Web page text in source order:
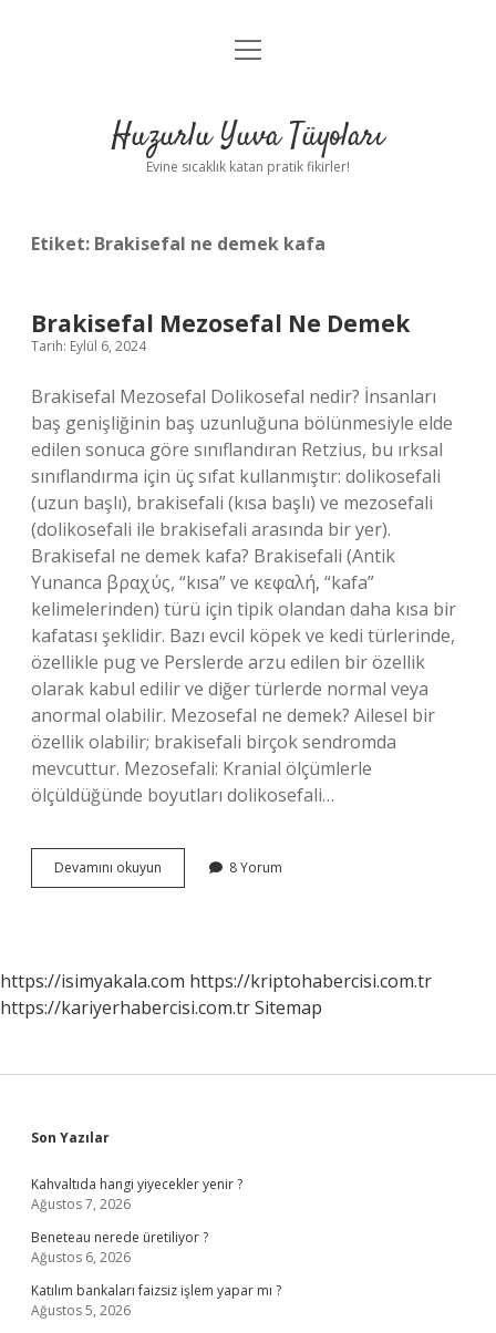
Anasayfa
Yasal Uyarı
menüyü
Huzurlu Yuva Tüyoları
Evine sıcaklık katan pratik fikirler!
Etiket: Brakisefal ne demek kafa
Brakisefal Mezosefal Ne Demek
Tarih: Eylül 6, 2024
Brakisefal Mezosefal Dolikosefal nedir? İnsanları
baş genişliğinin baş uzunluğuna bölünmesiyle elde
edilen sonuca göre sınıflandıran Retzius, bu ırksal
sınıflandırma için üç sıfat kullanmıştır: dolikosefali
(uzun başlı), brakisefali (kısa başlı) ve mezosefali
(dolikosefali ile brakisefali arasında bir yer).
Brakisefal ne demek kafa? Brakisefali (Antik
Yunanca βραχύς, “kısa” ve κεφαλή, “kafa”
kelimelerinden) türü için tipik olandan daha kısa bir
kafatası şeklidir. Bazı evcil köpek ve kedi türlerinde,
özellikle pug ve Perslerde arzu edilen bir özellik
olarak kabul edilir ve diğer türlerde normal veya
anormal olabilir. Mezosefal ne demek? Ailesel bir
özellik olabilir; brakisefali birçok sendromda
mevcuttur. Mezosefali: Kranial ölçümlerle
ölçüldüğünde boyutları dolikosefali…
Devamını okuyun Brakisefal
Mezosefal
8 Yorum
https://isimyakala.com https://kriptohabercisi.com.tr
https://kariyerhabercisi.com.trSitemap
Sidebar
Son Yazılar
Kahvaltıda hangi yiyecekler yenir ?
Ağustos 7, 2026
Beneteau nerede üretiliyor ?
Ağustos 6, 2026
Katılım bankaları faizsiz işlem yapar mı ?
Ağustos 5, 2026